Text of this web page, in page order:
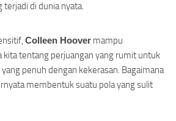
terjadi di dunia nyata.
Colleen Hoover mampu
kita tentang perjuangan yang rumit untuk
penuh dengan kekerasan. Bagaimana
membentuk suatu pola yang sulit